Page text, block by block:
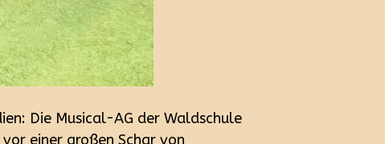
Die Musical-AG der Waldschule
einer großen Schar von